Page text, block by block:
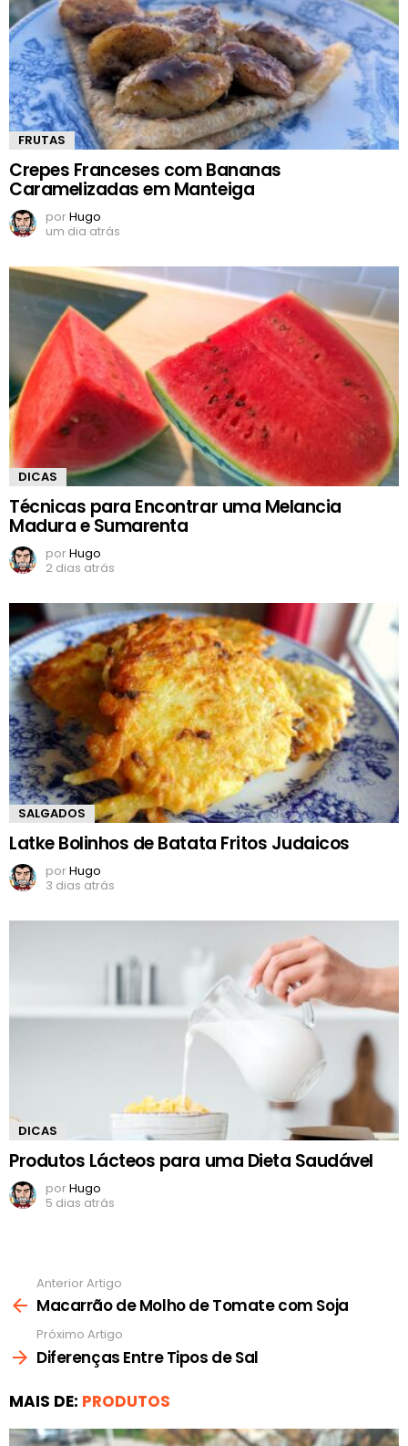
FRUTAS
Crepes Franceses com Bananas
Caramelizadas em Manteiga
porHugo
um dia atrás
DICAS
Técnicas para Encontrar uma Melancia
Madura e Sumarenta
porHugo
2 dias atrás
SALGADOS
Latke Bolinhos de Batata Fritos Judaicos
porHugo
3 dias atrás
DICAS
Produtos Lácteos para uma Dieta Saudável
porHugo
5 dias atrás
mais
Anterior Artigo
Macarrão de Molho de Tomate com Soja
Próximo Artigo
Diferenças Entre Tipos de Sal
MAIS DE: PRODUTOS